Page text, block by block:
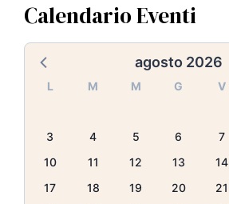
Calendario Eventi
agosto 2026
L M M G V
3
4 5 6 7
10
11 12 13 14
17
18 19 20 21